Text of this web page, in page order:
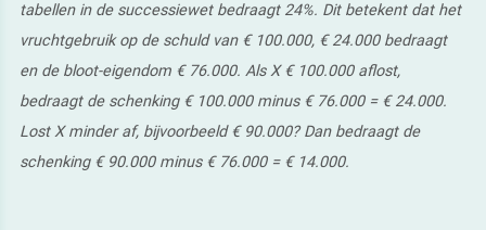
tabellen in de successiewet bedraagt 24%. Dit betekent dat het
vruchtgebruik op de schuld van € 100.000, € 24.000 bedraagt
en de bloot-eigendom € 76.000. Als X € 100.000 aflost,
bedraagt de schenking € 100.000 minus € 76.000 = € 24.000.
Lost X minder af, bijvoorbeeld € 90.000? Dan bedraagt de
schenking € 90.000 minus € 76.000 = € 14.000.